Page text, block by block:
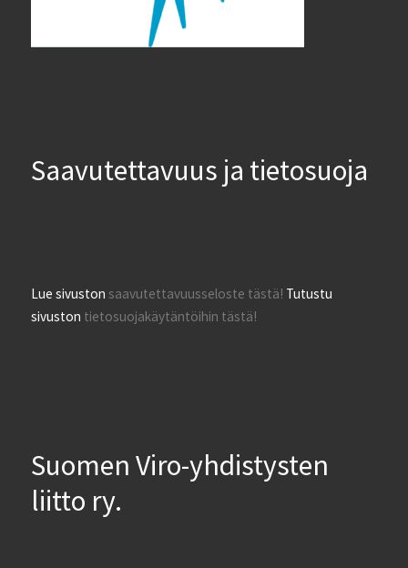
Saavutettavuus ja tietosuoja
Lue sivustonsaavutettavuusseloste tästä! Tutustu
sivuston tietosuojakäytäntöihin tästä!
Suomen Viro-yhdistysten
liitto ry.